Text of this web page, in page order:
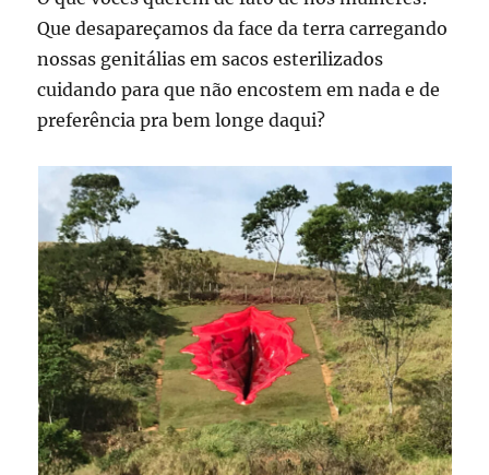
Que desapareçamos da face da terra carregando
nossas genitálias em sacos esterilizados
cuidando para que não encostem em nada e de
preferência pra bem longe daqui?